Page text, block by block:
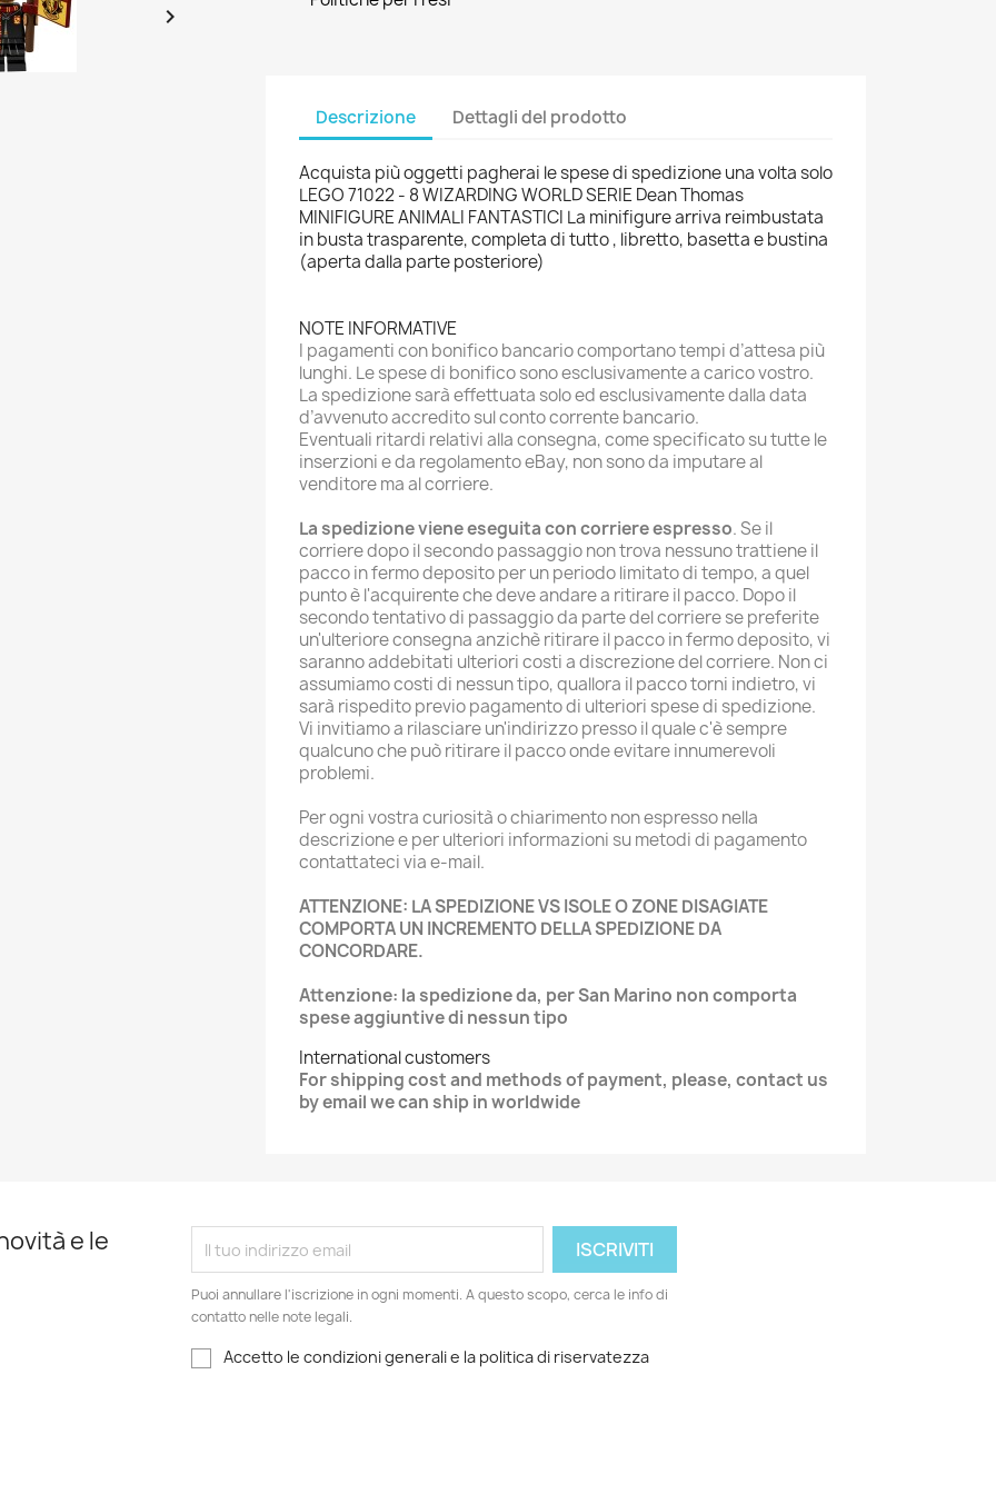

Descrizione Dettagli del prodotto
Acquista più oggetti pagherai le spese di spedizione una volta solo
LEGO 71022 - 8 WIZARDING WORLD SERIE Dean Thomas
MINIFIGURE ANIMALI FANTASTICI La minifigure arriva reimbustata
in busta trasparente, completa di tutto , libretto, basetta e bustina
(aperta dalla parte posteriore)
NOTE INFORMATIVE
I pagamenti con bonifico bancario comportano tempi d’attesa più
lunghi. Le spese di bonifico sono esclusivamente a carico vostro.
La spedizione sarà effettuata solo ed esclusivamente dalla data
d’avvenuto accredito sul conto corrente bancario.
Eventuali ritardi relativi alla consegna, come specificato su tutte le
inserzioni e da regolamento eBay, non sono da imputare al
venditore ma al corriere.
La spedizione viene eseguita con corriere espresso. Se il
corriere dopo il secondo passaggio non trova nessuno trattiene il
pacco in fermo deposito per un periodo limitato di tempo, a quel
punto è l'acquirente che deve andare a ritirare il pacco. Dopo il
secondo tentativo di passaggio da parte del corriere se preferite
un'ulteriore consegna anzichè ritirare il pacco in fermo deposito, vi
saranno addebitati ulteriori costi a discrezione del corriere. Non ci
assumiamo costi di nessun tipo, quallora il pacco torni indietro, vi
sarà rispedito previo pagamento di ulteriori spese di spedizione.
Vi invitiamo a rilasciare un'indirizzo presso il quale c'è sempre
qualcuno che può ritirare il pacco onde evitare innumerevoli
problemi.
Per ogni vostra curiosità o chiarimento non espresso nella
descrizione e per ulteriori informazioni su metodi di pagamento
contattateci via e-mail.
ATTENZIONE: LA SPEDIZIONE VS ISOLE O ZONE DISAGIATE
COMPORTA UN INCREMENTO DELLA SPEDIZIONE DA
CONCORDARE.
Attenzione: la spedizione da, per San Marino non comporta
spese aggiuntive di nessun tipo
International customers
For shipping cost and methods of payment, please, contact us
by email we can ship in worldwide
e le
Puoi annullare l'iscrizione in ogni momenti. A questo scopo, cerca le info di
contatto nelle note legali.
Accetto le condizioni generali e la politica di riservatezza